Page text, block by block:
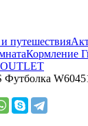
путешествия
Кормление
OUTLET